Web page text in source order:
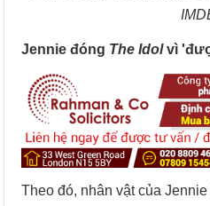
Jennie đóng The Idolvì
Theo đó, nhân vật của Jennie